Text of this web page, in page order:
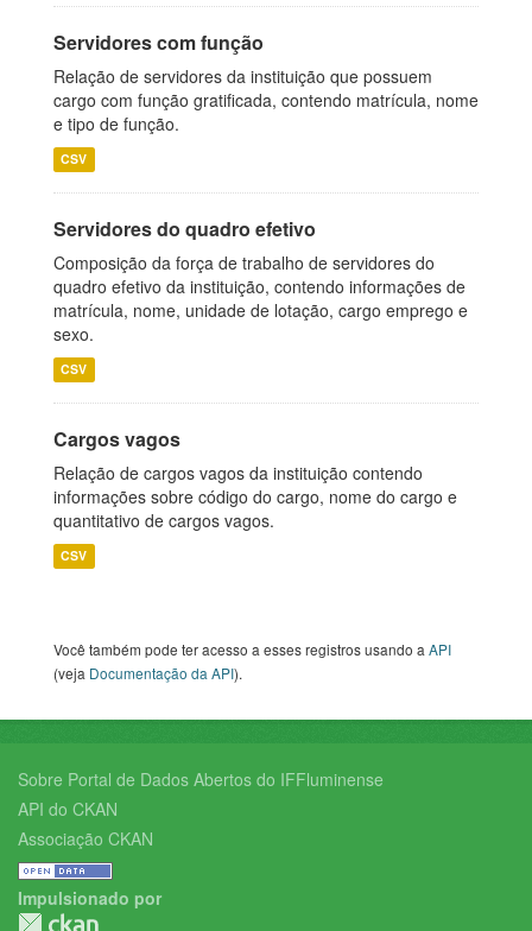
Servidores com função
Relação de servidores da instituição que possuem
cargo com função gratificada, contendo matrícula, nome
e tipo de função.
CSV
Servidores do quadro efetivo
Composição da força de trabalho de servidores do
quadro efetivo da instituição, contendo informações de
matrícula, nome, unidade de lotação, cargo emprego e
sexo.
CSV
Cargos vagos
Relação de cargos vagos da instituição contendo
informações sobre código do cargo, nome do cargo e
quantitativo de cargos vagos.
CSV
Você também pode ter acesso a esses registros usando aAPI
(veja Documentação da API).
Sobre Portal de Dados Abertos do IFFluminense
API do CKAN
Associação CKAN
Impulsionado por